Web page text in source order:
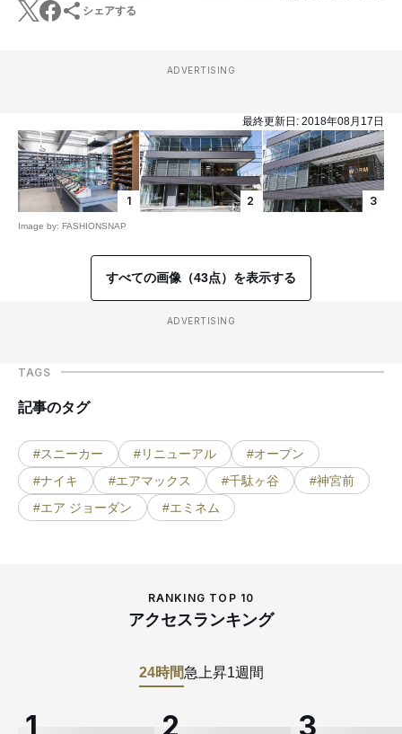
シェアする
ADVERTISING
最終更新日: 2018年08月17日
1
Image by: FASHIONSNAP
2 3
すべての画像（43点）を表示する
ADVERTISING
TAGS
記事のタグ
#スニーカー #リニューアル
#オープン
#ナイキ
#エアマックス #千駄ヶ谷
#神宮前
#エア ジョーダン
#エミネム
RANKING TOP 10
アクセスランキング
24時間急上昇1週間